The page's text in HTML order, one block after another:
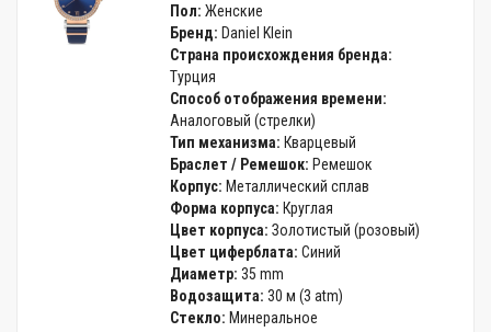
Пол: Женские
Бренд: Daniel Klein
Страна происхождения бренда:
Турция
Способ отображения времени:
Аналоговый (стрелки)
Тип механизма: Кварцевый
Браслет / Ремешок: Ремешок
Корпус: Металлический сплав
Форма корпуса: Круглая
Цвет корпуса: Золотистый (розовый)
Цвет циферблата: Синий
Диаметр: 35 mm
Водозащита: 30 м (3 atm)
Стекло: Минеральное